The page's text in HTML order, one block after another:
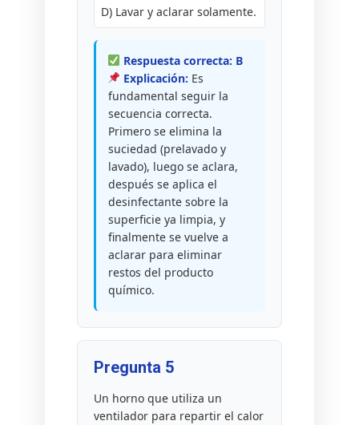
D) Lavar y aclarar solamente.
Respuesta correcta: B
Explicación: Es
fundamental seguir la
secuencia correcta.
Primero se elimina la
suciedad (prelavado y
lavado), luego se aclara,
después se aplica el
desinfectante sobre la
superficie ya limpia, y
finalmente se vuelve a
aclarar para eliminar
restos del producto
químico.
Pregunta 5
Un horno que utiliza un
ventilador para repartir el calor